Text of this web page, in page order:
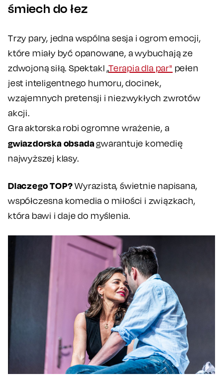
śmiech do łez
Trzy pary, jedna wspólna sesja i ogrom emocji,
które miały być opanowane, a wybuchają ze
zdwojoną siłą. Spektakl „Terapia dla par" pełen
jest inteligentnego humoru, docinek,
wzajemnych pretensji i niezwykłych zwrotów
akcji.
Gra aktorska robi ogromne wrażenie, a
gwiazdorska obsadagwarantuje komedię
najwyższej klasy.
Dlaczego TOP?Wyrazista, świetnie napisana,
współczesna komedia o miłości i związkach,
która bawi i daje do myślenia.